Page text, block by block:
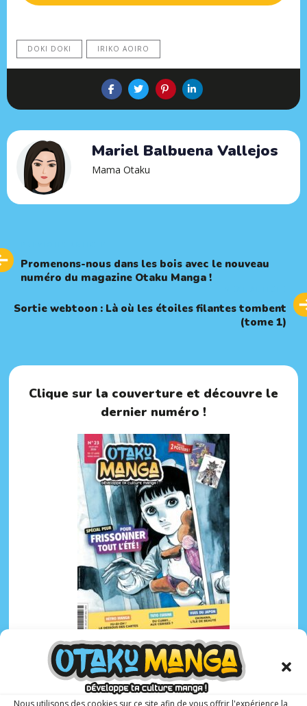
Nous utilisons des cookies sur ce site afin de vous offrir l'expérience la
DOKI DOKI IRIKO AOIRO
Mariel Balbuena Vallejos
Mama Otaku
Article
Promenons-nous dans les bois avec le nouveau
numéro du magazine Otaku Manga !
ArticleSortie webtoon : Là où les étoiles filantes tombent
(tome 1)
Clique sur la couverture et découvre le
dernier numéro !
Otaku Manga :
le premiermagazine manga